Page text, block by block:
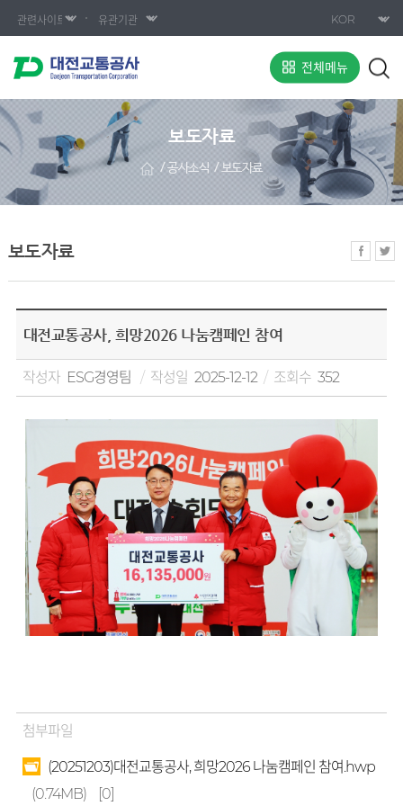
전체메뉴
보도자료
공사소식 보도자료
보도자료
대전교통공사, 희망2026 나눔캠페인 참여
작성자 ESG경영팀 작성일 2025-12-12 조회수 352
첨부파일
(20251203)대전교통공사, 희망2026 나눔캠페인 참여.hwp
(0.74MB)
[0]